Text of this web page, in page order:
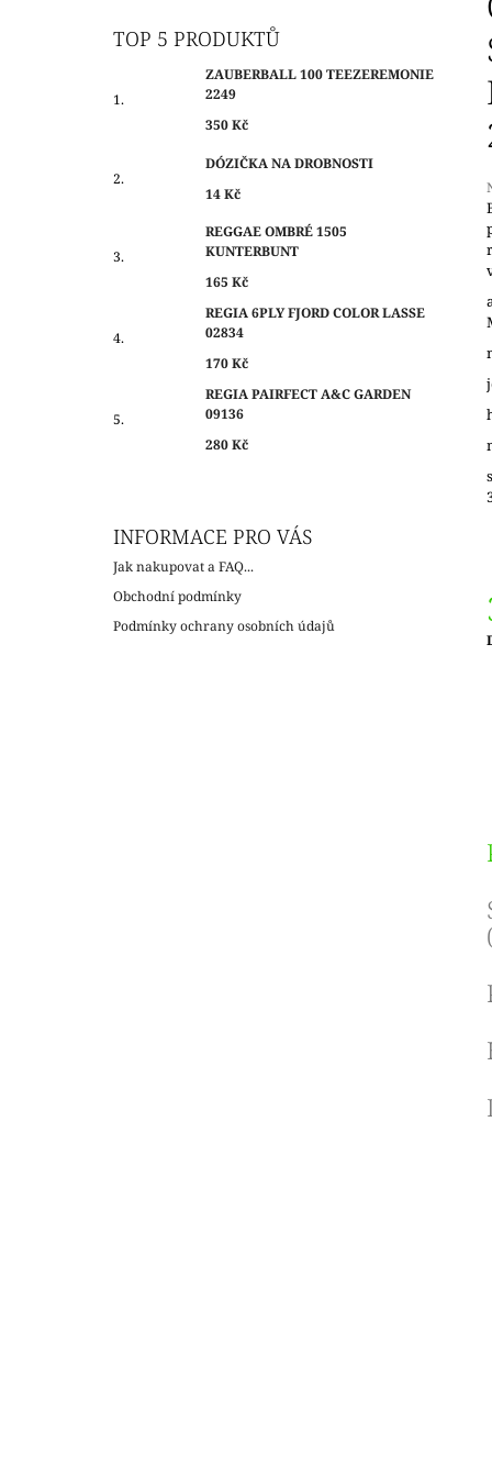
TOP 5 PRODUKTŮ
ZAUBERBALL 100 TEEZEREMONIE
2249
350 Kč
DÓZIČKA NA DROBNOSTI
14 Kč
REGGAE OMBRÉ 1505
KUNTERBUNT
165 Kč
REGIA 6PLY FJORD COLOR LASSE
02834
170 Kč
REGIA PAIRFECT A&C GARDEN
09136
280 Kč
INFORMACE PRO VÁS
Jak nakupovat a FAQ...
Obchodní podmínky
Podmínky ochrany osobních údajů
5